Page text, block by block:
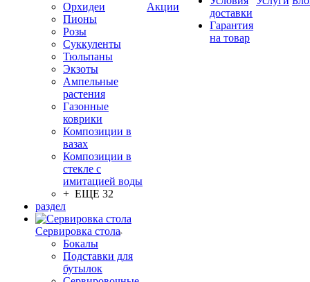
Орхидеи
Пионы
Розы
Суккуленты
Тюльпаны
Экзоты
Ампельные
растения
Газонные
коврики
Композиции в
вазах
Композиции в
стекле с
имитацией воды
+ ЕЩЕ 32
раздел
Сервировка стола
Бокалы
Подставки для
бутылок
Акции
доставки
Гарантия
на товар